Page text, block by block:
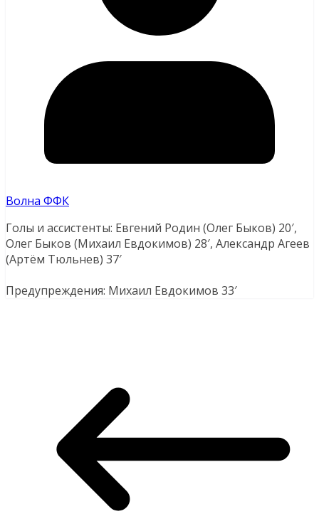
Волна ФФК
Голы и ассистенты: Евгений Родин (Олег Быков) 20′,
Олег Быков (Михаил Евдокимов) 28′, Александр Агеев
(Артём Тюльнев) 37′
Предупреждения: Михаил Евдокимов 33′